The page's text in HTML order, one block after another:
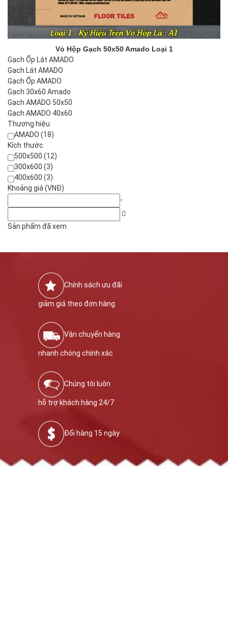
Vỏ Hộp Gạch 50x50 Amado Loại 1
Gạch Ốp Lát AMADO
Gạch Lát AMADO
Gạch Ốp AMADO
Gạch 30x60 Amado
Gạch AMADO 50x50
Gạch AMADO 40x60
Thương hiệu
AMADO (18)
Kích thước
500x500 (12)
300x600 (3)
400x600 (3)
Khoảng giá (VNĐ)
-
Sản phẩm đã xem
Chính sách ưu đãi
giảm giá theo đơn hàng
Vận chuyển hàng
nhanh chóng chính xác
Chúng tôi luôn
hỗ trợ khách hàng 24/7
Đổi hàng 15 ngày